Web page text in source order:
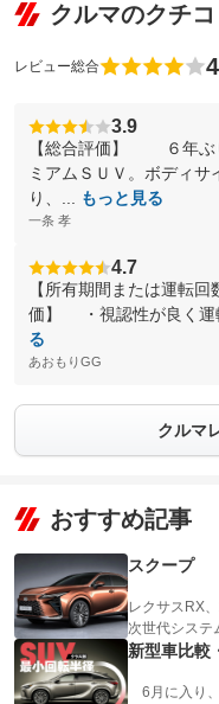
クルマのクチコ
レビュー総合
3.9
【総合評価】 ６年ぶ
ミアムＳＵＶ。ボディ
り、...
もっと見る
一条 孝
4.7
【所有期間または運転
価】 ・視認性が良く運
る
あおもりGG
クルマ
おすすめ記事
スクープ
レクサスRX
次世代システ
新型車比較
6月に入り